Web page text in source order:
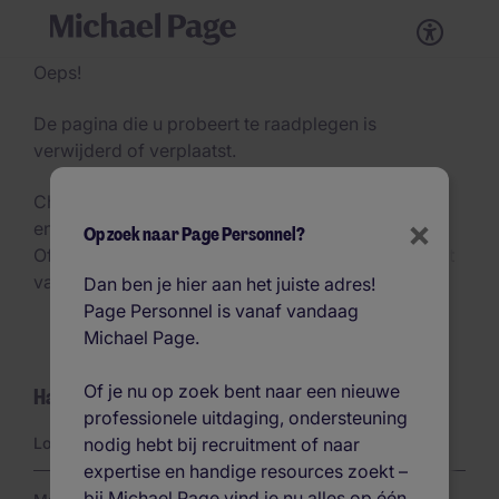
Oeps!
De pagina die u probeert te raadplegen is
verwijderd of verplaatst.
Check s.v.p. uw browserbalk voor eventuele spel
en/of typefouten.
Of… klik op één van de handige links aan de zijkant
van deze pagina.
Handige links
Loopbaanadvies
×
Op zoek naar Page Personnel?
Dan ben je hier aan het juiste adres!
Page Personnel is vanaf vandaag
Michael Page.
Of je nu op zoek bent naar een nieuwe
professionele uitdaging, ondersteuning
nodig hebt bij recruitment of naar
expertise en handige resources zoekt –